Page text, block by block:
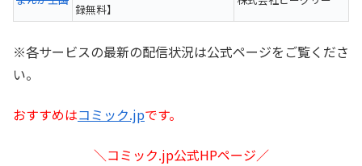
録無料】
※各サービスの最新の配信状況は公式ページをご覧くださ
い。
おすすめはコミック.jpです。
＼コミック.jp公式HPページ／